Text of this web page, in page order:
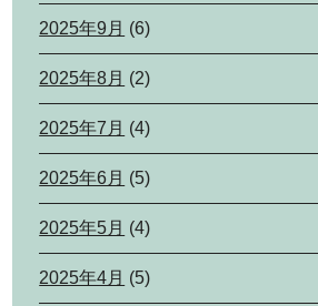
2025年9月 (6)
2025年8月 (2)
2025年7月 (4)
2025年6月 (5)
2025年5月 (4)
2025年4月 (5)